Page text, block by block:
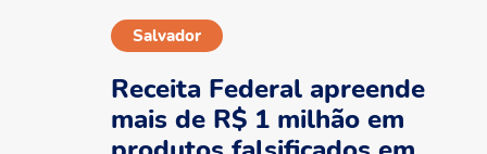
Salvador
Receita Federal apreende
mais de R$ 1 milhão em